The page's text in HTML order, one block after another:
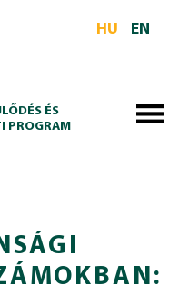
HU
EN
ÉS
PROGRAM